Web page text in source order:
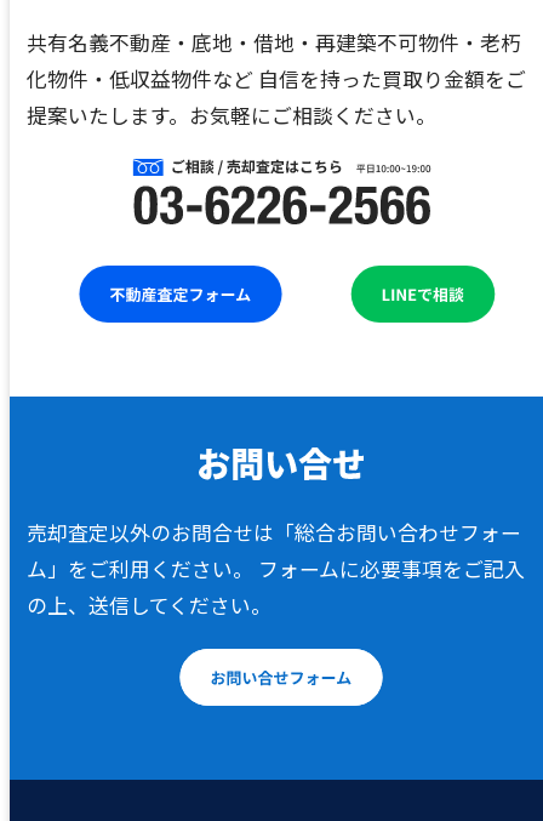
共有名義不動産・底地・借地・再建築不可物件・老朽
化物件・低収益物件など 自信を持った買取り金額をご
提案いたします。お気軽にご相談ください。
売却査定以外のお問合せは「総合お問い合わせフォー
ム」をご利用ください。
フォームに必要事項をご記入
の上、送信してください。